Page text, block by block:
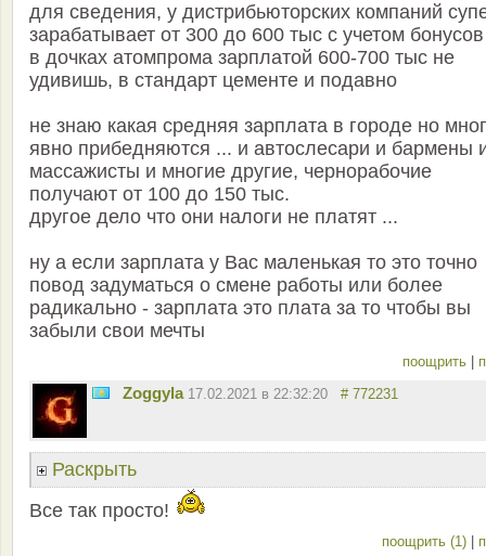
для сведения, у дистрибьюторских компаний
зарабатывает от 300 до 600 тыс с учетом бонусов
в дочках атомпрома зарплатой 600-700 тыс не
удивишь, в стандарт цементе и подавно
не знаю какая средняя зарплата в городе но
явно прибедняются ... и автослесари и бармены
массажисты и многие другие, чернорабочие
получают от 100 до 150 тыс.
другое дело что они налоги не платят ...
ну а если зарплата у Вас маленькая то это точно
повод задуматься о смене работы или более
радикально - зарплата это плата за то чтобы вы
забыли свои мечты
поощрить
Zoggyla 17.02.2021 в 22:32:20 # 772231
Раскрыть
Все так просто!
поощрить (1)